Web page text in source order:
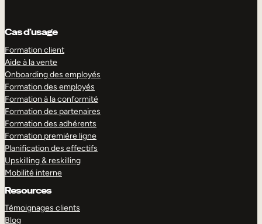
Cas d’usage
Formation client
Aide à la vente
Onboarding des employés
Formation des employés
Formation à la conformité
Formation des partenaires
Formation des adhérents
Formation première ligne
Planification des effectifs
Upskilling & reskilling
Mobilité interne
Resources
Témoignages clients
Blog